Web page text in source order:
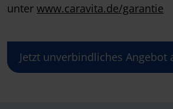
unter www.caravita.de/garantie
Jetzt unverbindliches Angebot